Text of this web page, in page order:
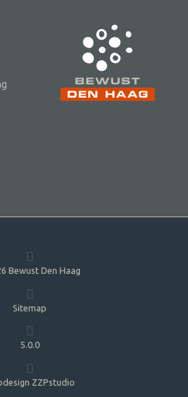
Bewust Den Haag
Sitemap
5.0.0
ZZPstudio